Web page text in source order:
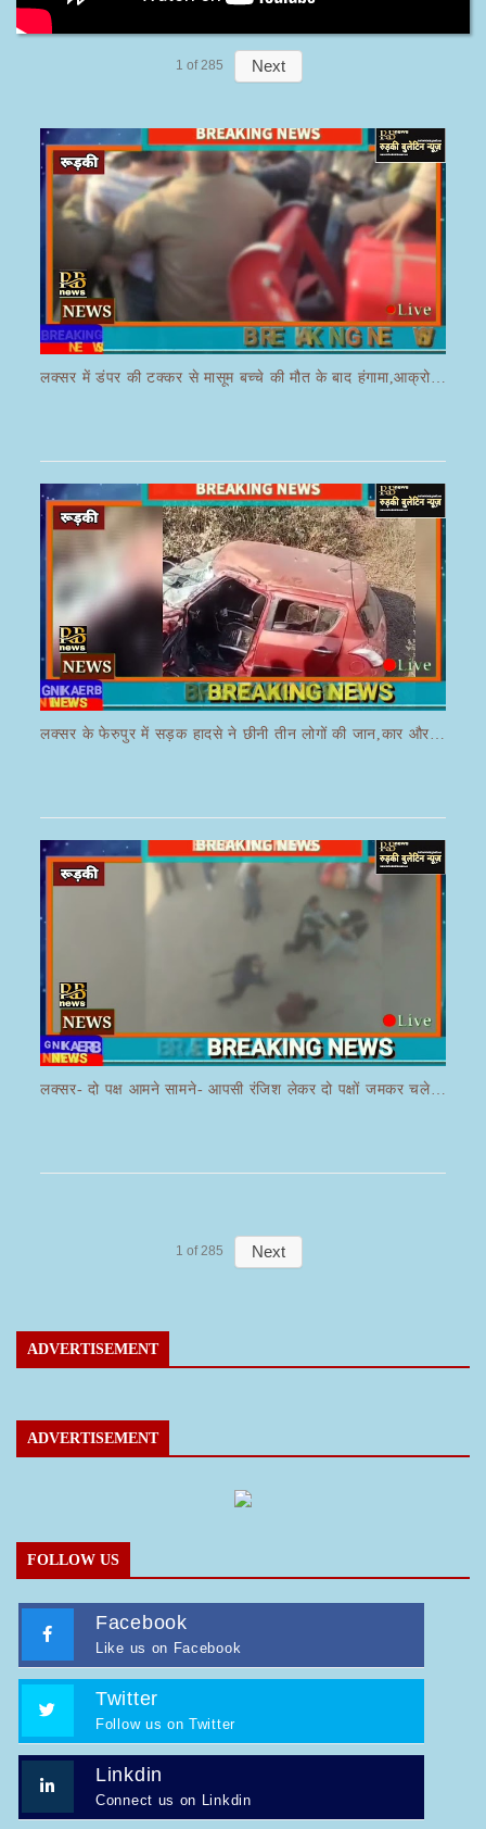
1 of 285 Next
लक्सर में डंपर की टक्कर से मासूम बच्चे की मौत के बाद हंगामा,आक्रोशित भीड़ ने डंपर चालक की करी पिटाई
लक्सर- दो पक्ष आमने सामने- आपसी रंजिश लेकर दो पक्षों जमकर चले लाठी डंडे का वीडियो जमकर हो रहा वायरल
1 of 285 Next
ADVERTISEMENT
ADVERTISEMENT
FOLLOW US
Facebook
Like us on Facebook
Twitter
Follow us on Twitter
Linkdin
Connect us on Linkdin